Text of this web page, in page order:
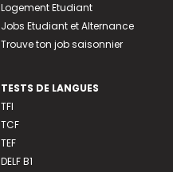
Logement Etudiant
Jobs Etudiant et Alternance
Trouve ton job saisonnier
TESTS DE LANGUES
TFI
TCF
TEF
DELF B1